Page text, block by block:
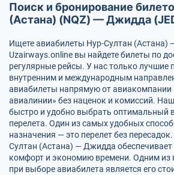
Поиск и бронирование
(Астана) (NQZ) — Джидда
Ищете авиабилеты Нур-Султан (Астана)
Uzairways.online вы найдете билеты по
регулярные рейсы. У нас только лучшие
внутренним и международным
авиабилеты напрямую от авиакомпании
авиалинии» без наценок и комиссий.
быстро и удобно выбрать оптимальный
перелета. Один из самых удобных
назначения — это перелет без
Султан (Астана) — Джидда
комфорт и экономию времени. Одним из
при выборе авиабилета является его